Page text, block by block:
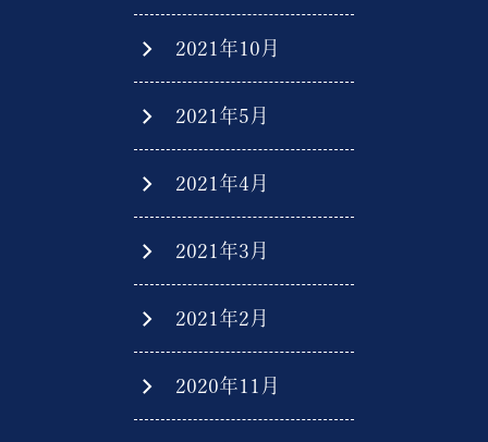
2021年10月
2021年5月
2021年4月
2021年3月
2021年2月
2020年11月